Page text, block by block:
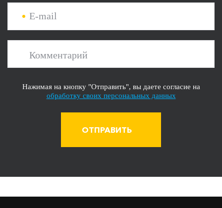
E-mail
Комментарий
Нажимая на кнопку "Отправить", вы даете согласие на
обработку своих персональных данных
ОТПРАВИТЬ